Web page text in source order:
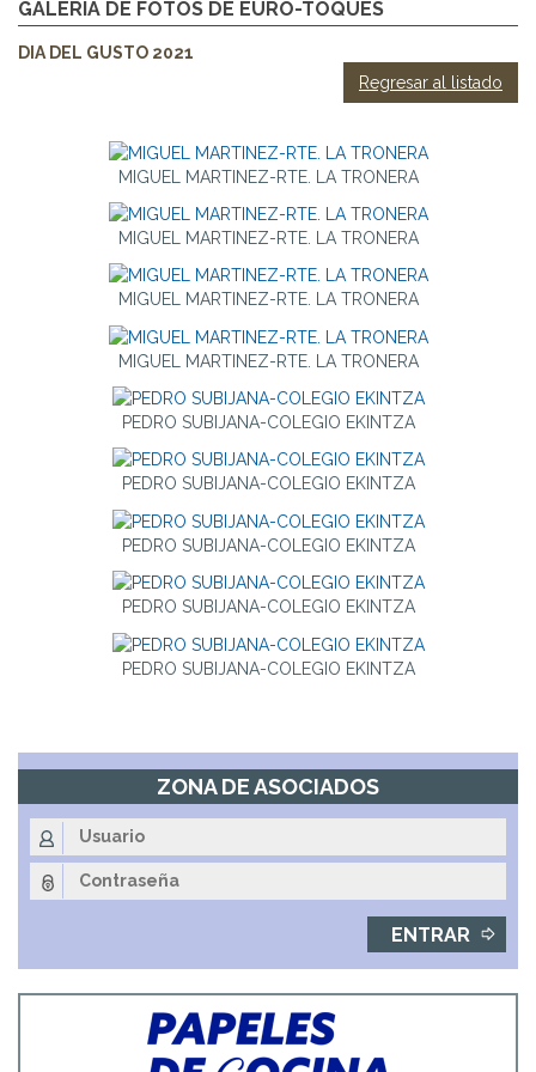
GALERIA DE FOTOS DE EURO-TOQUES
DIA DEL GUSTO 2021
Regresar al listado
MIGUEL MARTINEZ-RTE. LA TRONERA
MIGUEL MARTINEZ-RTE. LA TRONERA
MIGUEL MARTINEZ-RTE. LA TRONERA
MIGUEL MARTINEZ-RTE. LA TRONERA
PEDRO SUBIJANA-COLEGIO EKINTZA
PEDRO SUBIJANA-COLEGIO EKINTZA
PEDRO SUBIJANA-COLEGIO EKINTZA
PEDRO SUBIJANA-COLEGIO EKINTZA
PEDRO SUBIJANA-COLEGIO EKINTZA
ZONA DE ASOCIADOS